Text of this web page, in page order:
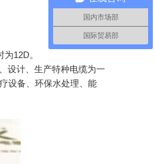
12D。
设计、生产特种电缆为一
设备、环保水处理、能
国内市场部
国际贸易部